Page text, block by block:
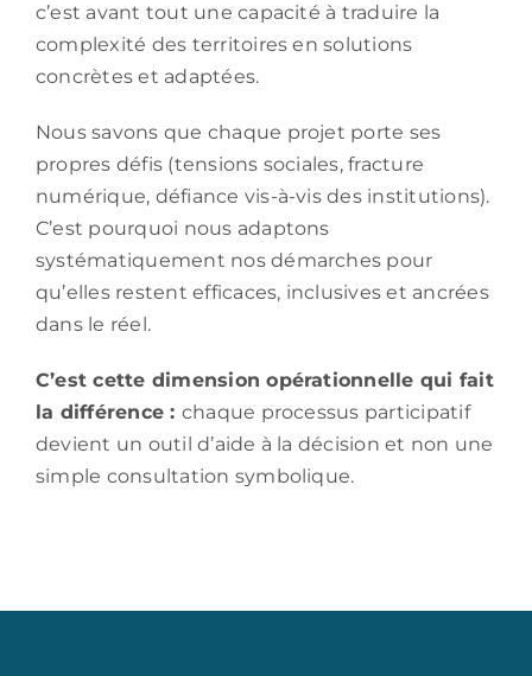
c’est avant tout une capacité à traduire la
complexité des territoires en solutions
concrètes et adaptées.
Nous savons que chaque projet porte ses
propres défis (tensions sociales, fracture
numérique, défiance vis-à-vis des institutions).
C’est pourquoi nous adaptons
systématiquement nos démarches pour
qu’elles restent efficaces, inclusives et ancrées
dans le réel.
C’est cette dimension opérationnelle qui fait
la différence : chaque processus participatif
devient un outil d’aide à la décision et non une
simple consultation symbolique.